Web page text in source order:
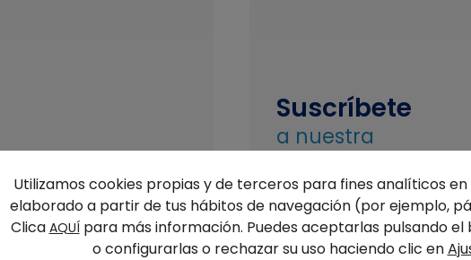
Suscríbete
a nuestra
Newsletter
si quieres recibir
últimas noticias
Utilizamos cookies propias y de terceros para fines analíticos
elaborado a partir de tus hábitos de navegación (por ejemplo,
Clica AQUÍpara más información. Puedes aceptarlas pulsando
o configurarlas o rechazar su uso haciendo clic en